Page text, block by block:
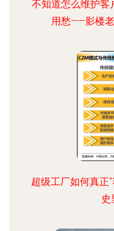
不知道怎么维护客
用愁——影楼
超级工厂如何真正
史